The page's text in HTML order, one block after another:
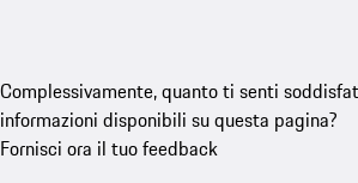
Complessivamente, quanto ti senti
informazioni disponibili su questa pagina?
Fornisci ora il tuo feedback